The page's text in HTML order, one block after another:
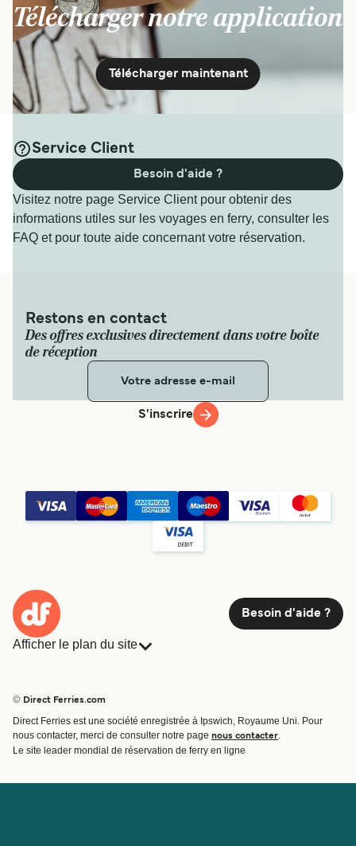
Télécharger notre application
Télécharger maintenant
Service Client
Visitez notre page Service Client pour obtenir des
informations utiles sur les voyages en ferry, consulter les
FAQ et pour toute aide concernant votre réservation.
Besoin d'aide ?
Restons en contact
Des offres exclusives directement dans votre boîte
de réception
S'inscrire
Besoin d'aide ?
Afficher le plan du site
Pays
Traversées et ports
Billet de bateau
© Direct Ferries.com
Direct Ferries est une société enregistrée à Ipswich, Royaume Uni. Pour
nous contacter, merci de consulter notre page nous contacter.
Le site leader mondial de réservation de ferry en ligne